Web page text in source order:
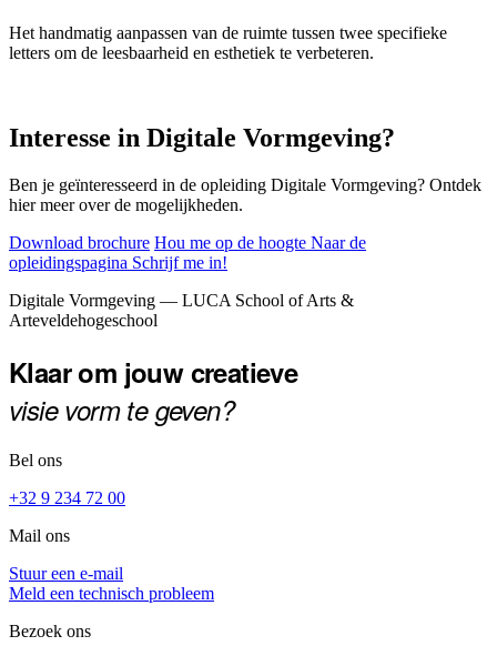
Het handmatig aanpassen van de ruimte tussen twee specifieke
letters om de leesbaarheid en esthetiek te verbeteren.
Interesse in Digitale Vormgeving?
Ben je geïnteresseerd in de opleiding Digitale Vormgeving? Ontdek
hier meer over de mogelijkheden.
Download brochure Hou me op de hoogte Naar de
opleidingspagina Schrijf me in!
Footer
Digitale Vormgeving — LUCA School of Arts &
Arteveldehogeschool
Klaar om jouw creatieve
visie vorm te geven?
Bel ons
+32 9 234 72 00
Mail ons
Stuur een e-mail
Meld een technisch probleem
Bezoek ons